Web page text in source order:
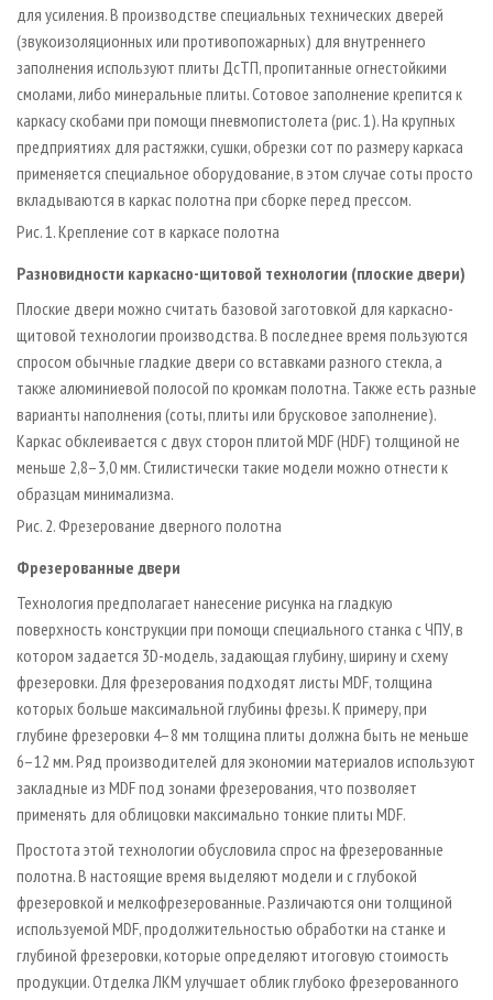
для усиления. В производстве специальных технических дверей
(звукоизоляционных или противопожарных) для внутреннего
заполнения используют плиты ДсТП, пропитанные огнестойкими
смолами, либо минеральные плиты. Сотовое заполнение крепится к
каркасу скобами при помощи пневмопистолета (рис. 1). На крупных
предприятиях для растяжки, сушки, обрезки сот по размеру каркаса
применяется специальное оборудование, в этом случае соты просто
вкладываются в каркас полотна при сборке перед прессом.
Рис. 1. Крепление сот в каркасе полотна
Разновидности каркасно-щитовой технологии (плоские двери)
Плоские двери можно считать базовой заготовкой для каркасно-
щитовой технологии производства. В последнее время пользуются
спросом обычные гладкие двери со вставками разного стекла, а
также алюминиевой полосой по кромкам полотна. Также есть разные
варианты наполнения (соты, плиты или брусковое заполнение).
Каркас обклеивается с двух сторон плитой MDF (HDF) толщиной не
меньше 2,8–3,0 мм. Стилистически такие модели можно отнести к
образцам минимализма.
Рис. 2. Фрезерование дверного полотна
Фрезерованные двери
Технология предполагает нанесение рисунка на гладкую
поверхность конструкции при помощи специального станка с ЧПУ, в
котором задается 3D-модель, задающая глубину, ширину и схему
фрезеровки. Для фрезерования подходят листы MDF, толщина
которых больше максимальной глубины фрезы. К примеру, при
глубине фрезеровки 4–8 мм толщина плиты должна быть не меньше
6–12 мм. Ряд производителей для экономии материалов используют
закладные из MDF под зонами фрезерования, что позволяет
применять для облицовки максимально тонкие плиты MDF.
Простота этой технологии обусловила спрос на фрезерованные
полотна. В настоящие время выделяют модели и с глубокой
фрезеровкой и мелкофрезерованные. Различаются они толщиной
используемой MDF, продолжительностью обработки на станке и
глубиной фрезеровки, которые определяют итоговую стоимость
продукции. Отделка ЛКМ улучшает облик глубоко фрезерованного